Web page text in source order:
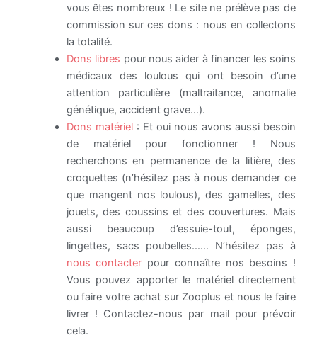
vous êtes nombreux ! Le site ne prélève pas de
commission sur ces dons : nous en collectons
la totalité.
Dons libres pour nous aider à financer les soins
médicaux des loulous qui ont besoin d’une
attention particulière (maltraitance, anomalie
génétique, accident grave…).
Dons matériel: Et oui nous avons aussi besoin
de matériel pour fonctionner ! Nous
recherchons en permanence de la litière, des
croquettes (n’hésitez pas à nous demander ce
que mangent nos loulous), des gamelles, des
jouets, des coussins et des couvertures. Mais
aussi beaucoup d’essuie-tout, éponges,
lingettes, sacs poubelles…… N’hésitez pas à
nous contacter pour connaître nos besoins !
Vous pouvez apporter le matériel directement
ou faire votre achat sur Zooplus et nous le faire
livrer ! Contactez-nous par mail pour prévoir
cela.